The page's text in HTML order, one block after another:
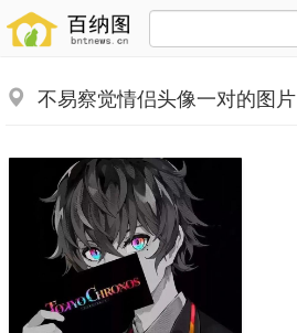
不易察觉情侣头像一对的图片